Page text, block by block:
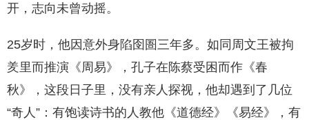
开，志向未曾动摇。
25岁时，他因意外身陷囹圄三年多。如同周文王被拘
羑里而推演《周易》，孔子在陈蔡受困而作《春
秋》，这段日子里，没有亲人探视，他却遇到了几位
“奇人”：有饱读诗书的人教他《道德经》《易经》，有